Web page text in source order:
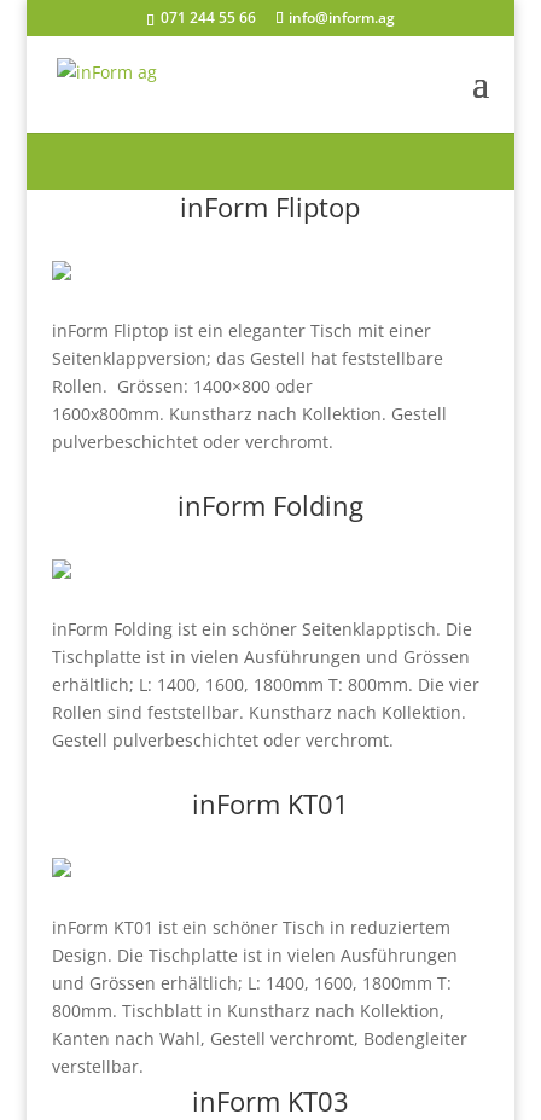
071 244 55 66 info@inform.ag
inForm Fliptop
inForm Fliptop ist ein eleganter Tisch mit einer
Seitenklappversion; das Gestell hat feststellbare
Rollen. Grössen: 1400×800 oder
1600x800mm. Kunstharz nach Kollektion. Gestell
pulverbeschichtet oder verchromt.
inForm Folding
inForm Folding ist ein schöner Seitenklapptisch. Die
Tischplatte ist in vielen Ausführungen und Grössen
erhältlich; L: 1400, 1600, 1800mm T: 800mm. Die vier
Rollen sind feststellbar. Kunstharz nach Kollektion.
Gestell pulverbeschichtet oder verchromt.
inForm KT01
inForm KT01 ist ein schöner Tisch in reduziertem
Design. Die Tischplatte ist in vielen Ausführungen
und Grössen erhältlich; L: 1400, 1600, 1800mm T:
800mm. Tischblatt in Kunstharz nach Kollektion,
Kanten nach Wahl, Gestell verchromt, Bodengleiter
verstellbar.
inForm KT03